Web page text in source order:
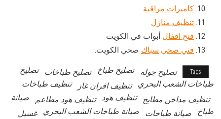
كاميرات مراقبة
تنظيف منازل
فتح اقفال أبواب في الكويت
فني صحي سباك صحي الكويت.
Tags تصليح جوله تصليح طباخ تصليح طباخات
تصليح
طباخات الشعب البحري
تنظيف افران غاز
تنظيف طباخات
تنظيف مداخن مطابخ
تنظيف هود تنظيف هود مطاعم
صيانة
طباخ
صيانة طباخات صيانة طباخات الشعب البحري
غسيل